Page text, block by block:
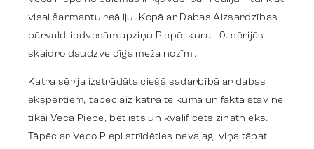
Advertising
Identity
Team
visai šarmantu reāliju. Kopā ar Dabas Aizsardzības
pārvaldi iedvesām apziņu Piepē, kura 10. sērijās
skaidro daudzveidīga meža nozīmi.
Katra sērija izstrādāta ciešā sadarbībā ar dabas
ekspertiem, tāpēc aiz katra teikuma un fakta stāv ne
tikai Vecā Piepe, bet īsts un kvalificēts zinātnieks.
Tāpēc ar Veco Piepi strīdēties nevajag, viņa tāpat